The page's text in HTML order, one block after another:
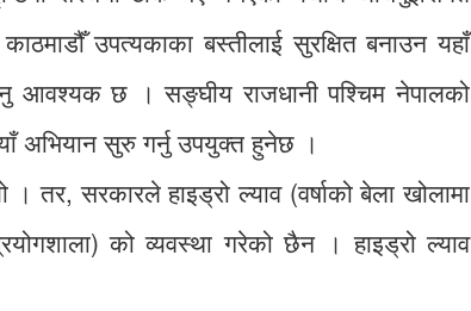
उपत्यकाका बस्तीलाई सुरक्षित बनाउन यहाँ
आवश्यक छ । सङ्घीय राजधानी पश्चिम नेपालको
अभियान सुरु गर्नु उपयुक्त हुनेछ ।
तर, सरकारले हाइड्रो ल्याव (वर्षाको बेला खोलामा
को व्यवस्था गरेको छैन । हाइड्रो ल्याव